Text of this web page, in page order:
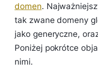
domen.
tak zwane domeny
jako generyczne,
Poniżej pokrótce
nimi.